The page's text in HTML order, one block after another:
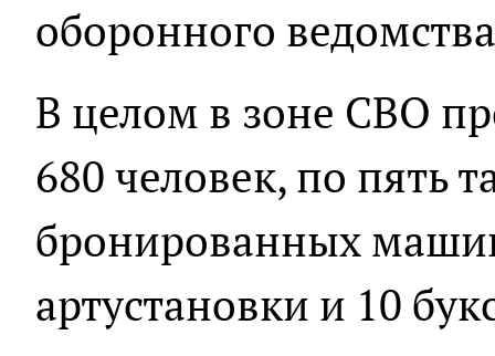
оборонного
В целом в зоне СВО
680 человек, по пять
бронированных
артустановки и 10